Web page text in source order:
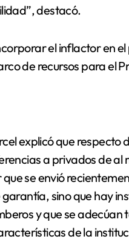
destacó.
el inflactor en
de recursos para el
explicó que respecto
a privados de al
se envió
sino que hay
y que se
de la